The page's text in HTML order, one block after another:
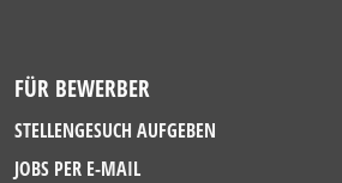
FÜR BEWERBER
STELLENGESUCH AUFGEBEN
JOBS PER E-MAIL